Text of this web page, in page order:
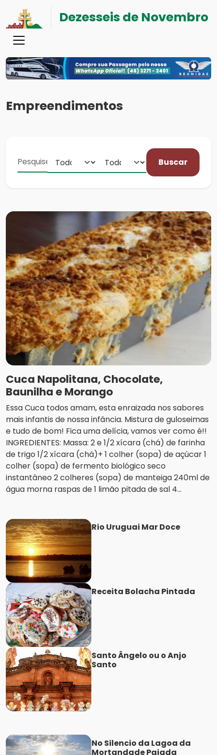
Dezesseis de Novembro
Empreendimentos
Buscar
Cuca Napolitana, Chocolate,
Baunilha e Morango
Essa Cuca todos amam, esta enraizada nos sabores
mais infantis de nossa infância. Mistura de guloseimas
e tudo de bom! Fica uma delícia, vamos ver como é!!
INGREDIENTES: Massa: 2 e 1/2 xícara (chá) de farinha
de trigo 1/2 xícara (chá)+ 1 colher (sopa) de açúcar 1
colher (sopa) de fermento biológico seco
instantâneo 2 colheres (sopa) de manteiga 240ml de
água morna raspas de 1 limão pitada de sal 4...
Rio Uruguai Mar Doce
Receita Bolacha Pintada
Santo Ângelo ou o Anjo
Santo
No Silencio da Lagoa da
Mortandade Pajada